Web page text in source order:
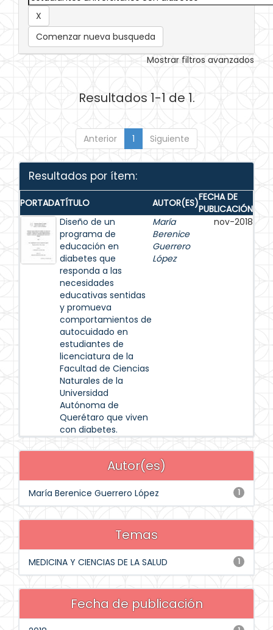
Comenzar nueva busqueda
Mostrar filtros avanzados
Resultados 1-1 de 1.
Anterior 1 Siguiente
Resultados por ítem:
PORTADATÍTULO AUTOR(ES)FECHA DE
PUBLICACIÓN
Diseño de un
programa de
educación en
diabetes que
responda a las
necesidades
educativas sentidas
y promueva
comportamientos de
autocuidado en
estudiantes de
licenciatura de la
Facultad de Ciencias
Naturales de la
Universidad
Autónoma de
Querétaro que viven
con diabetes.
María
Berenice
Guerrero
López
nov-2018
Autor(es)
1
María Berenice Guerrero López
Temas
1
MEDICINA Y CIENCIAS DE LA SALUD
Fecha de publicación